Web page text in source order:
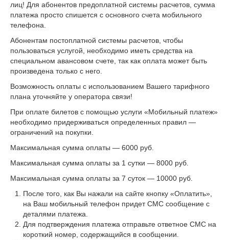
лиц! Для абонентов предоплатной системы расчетов, сумма
платежа просто спишется с основного счета мобильного
телефона.
Абонентам постоплатной системы расчетов, чтобы
пользоваться услугой, необходимо иметь средства на
специальном авансовом счете, так как оплата может быть
произведена только с него.
Возможность оплаты с использованием Вашего тарифного
плана уточняйте у оператора связи!
При оплате билетов с помощью услуги «Мобильный платеж»
необходимо придерживаться определенных правил —
ограничений на покупки.
Максимальная сумма оплаты — 6000 руб.
Максимальная сумма оплаты за 1 сутки — 8000 руб.
Максимальная сумма оплаты за 7 суток — 10000 руб.
После того, как Вы нажали на сайте кнопку «Оплатить»,
на Ваш мобильный телефон придет СМС сообщение с
деталями платежа.
Для подтверждения платежа отправьте ответное СМС на
короткий номер, содержащийся в сообщении.